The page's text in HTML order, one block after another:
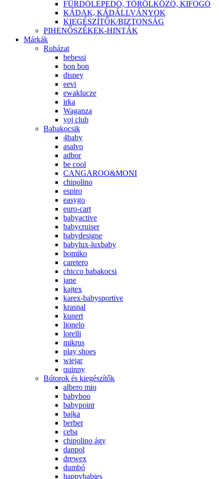
FÜRDŐLEPEDŐ, TÖRÖLKÖZŐ, KIFOGÓ
KÁDAK, KÁDÁLLVÁNYOK
KIEGÉSZÍTŐK/BIZTONSÁG
PIHENŐSZÉKEK-HINTÁK
Márkák
Ruházat
bebessi
bon bon
disney
eevi
ewaklucze
irka
Waganza
yoj club
Babakocsik
4baby
asalvo
adbor
be cool
CANGAROO&MONI
chipolino
espiro
easygo
euro-cart
babyactive
babycruiser
babydesigne
babylux-luxbaby
bomiko
caretero
chicco babakocsi
jane
kajtex
karex-babysportive
krasnal
kunert
lionelo
lorelli
mikrus
play shoes
wiejar
quinny
Bútorok és kiegészítők
albero mio
babyboo
babypoint
bajka
berber
ceba
chipolino ágy
danpol
drewex
dumbó
happybabies